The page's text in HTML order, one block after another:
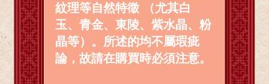
紋理等自然特徵 （尤其白
玉、青金、東陵、紫水晶、粉
晶等）。所述的均不屬瑕疵
論，故請在購買時必須注意。